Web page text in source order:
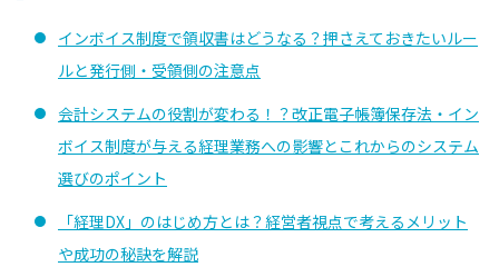
インボイス制度で領収書はどうなる？押さえておきたいルー
ルと発行側・受領側の注意点
会計システムの役割が変わる！？改正電子帳簿保存法・イン
ボイス制度が与える経理業務への影響とこれからのシステム
選びのポイント
「経理DX」のはじめ方とは？経営者視点で考えるメリット
や成功の秘訣を解説